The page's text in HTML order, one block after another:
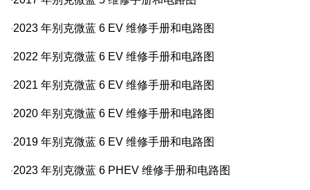
·2023 年别克微蓝 6 EV 维修手册和电路图
·2022 年别克微蓝 6 EV 维修手册和电路图
·2021 年别克微蓝 6 EV 维修手册和电路图
·2020 年别克微蓝 6 EV 维修手册和电路图
·2019 年别克微蓝 6 EV 维修手册和电路图
·2023 年别克微蓝 6 PHEV 维修手册和电路图